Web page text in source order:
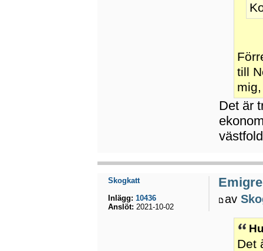
till
Det är
av
Det
Skogkatt
Inlägg: 10436
Anslöt: 2021-10-02